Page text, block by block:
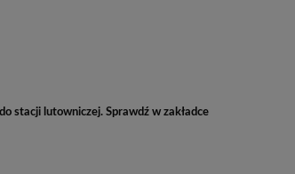
stacji lutowniczej. Sprawdź w zakładce